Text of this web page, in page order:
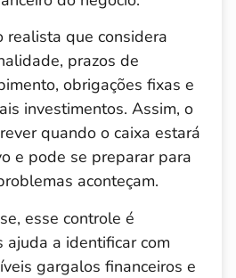
realista que considera
prazos de
obrigações fixas e
investimentos. Assim, o
quando o caixa estará
e pode se preparar para
aconteçam.
esse controle é
ajuda a identificar com
gargalos financeiros e